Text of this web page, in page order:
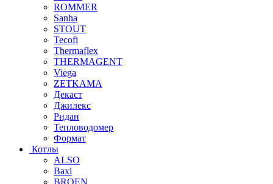
ROMMER
Sanha
STOUT
Tecofi
Thermaflex
THERMAGENT
Viega
ZETKAMA
Декаст
Джилекс
Ридан
Тепловодомер
Формат
Котлы
ALSO
Baxi
BROEN